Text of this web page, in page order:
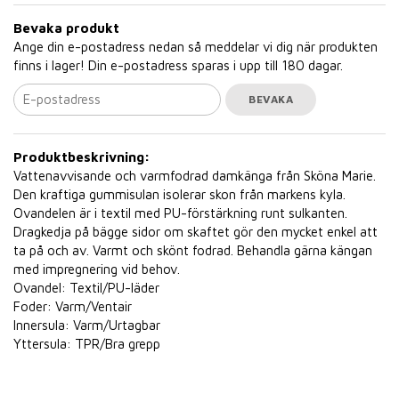
Bevaka produkt
Ange din e-postadress nedan så meddelar vi dig när produkten
finns i lager! Din e-postadress sparas i upp till 180 dagar.
BEVAKA
Produktbeskrivning:
Vattenavvisande och varmfodrad damkänga från Sköna Marie.
Den kraftiga gummisulan isolerar skon från markens kyla.
Ovandelen är i textil med PU-förstärkning runt sulkanten.
Dragkedja på bägge sidor om skaftet gör den mycket enkel att
ta på och av. Varmt och skönt fodrad. Behandla gärna kängan
med impregnering vid behov.
Ovandel: Textil/PU-läder
Foder: Varm/Ventair
Innersula: Varm/Urtagbar
Yttersula: TPR/Bra grepp